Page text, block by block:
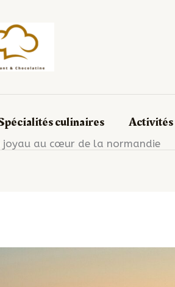
culinaires Activités
au cœur de la normandie